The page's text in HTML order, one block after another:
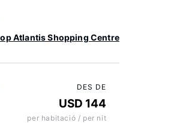
Atlantis Shopping Centre
DES DE
USD 144
per habitació / per nit